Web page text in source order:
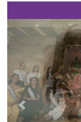
Previous